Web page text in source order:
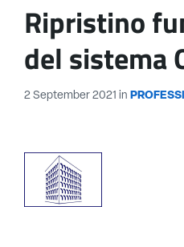
Ripristino
del sistema
2 September 2021 in